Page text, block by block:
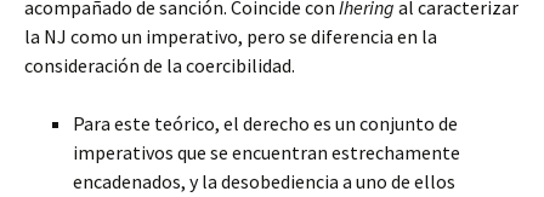
acompañado de sanción. Coincide con Ihering al caracterizar
la NJ como un imperativo, pero se diferencia en la
consideración de la coercibilidad.
Para este teórico, el derecho es un conjunto de
imperativos que se encuentran estrechamente
encadenados, y la desobediencia a uno de ellos